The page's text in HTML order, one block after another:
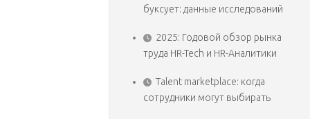
буксует: данные исследований
2025: Годовой обзор рынка
труда HR-Tech и HR-Аналитики
Talent marketplace: когда
сотрудники могут выбирать